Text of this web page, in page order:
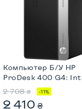
Компьютер Б/У HP
ProDesk 400 G4:
...
2 708 ₴ -11%
2 410 ₴